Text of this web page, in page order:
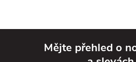
r
Mějte přehled o